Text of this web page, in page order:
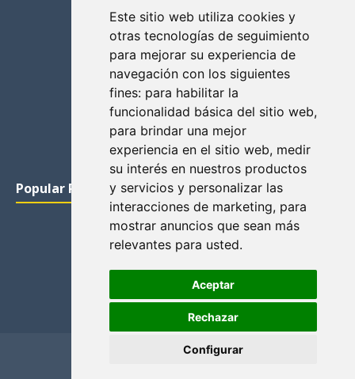
Este sitio web utiliza cookies y
otras tecnologías de seguimiento
para mejorar su experiencia de
navegación con los siguientes
fines: para habilitar la
funcionalidad básica del sitio web,
para brindar una mejor
experiencia en el sitio web, medir
su interés en nuestros productos
y servicios y personalizar las
interacciones de marketing, para
mostrar anuncios que sean más
relevantes para usted.
Aceptar
Rechazar
Configurar
Popular Posts
Privacidad y cookies
Contacto